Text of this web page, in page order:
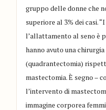
gruppo delle donne che
superiore al 3% dei casi.
l’allattamento al seno è
hanno avuto una
(quadrantectomia)
mastectomia. È segno –
l’intervento di
immagine corporea